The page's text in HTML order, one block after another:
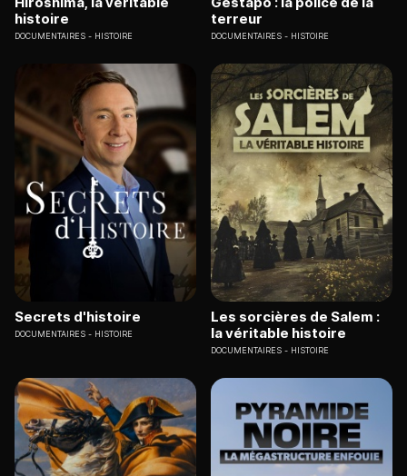
histoire
DOCUMENTAIRES HISTOIRE
terreur
DOCUMENTAIRES HISTOIRE
Secrets d'histoire
DOCUMENTAIRES HISTOIRE
Les sorcières de Salem :
la véritable histoire
DOCUMENTAIRES HISTOIRE